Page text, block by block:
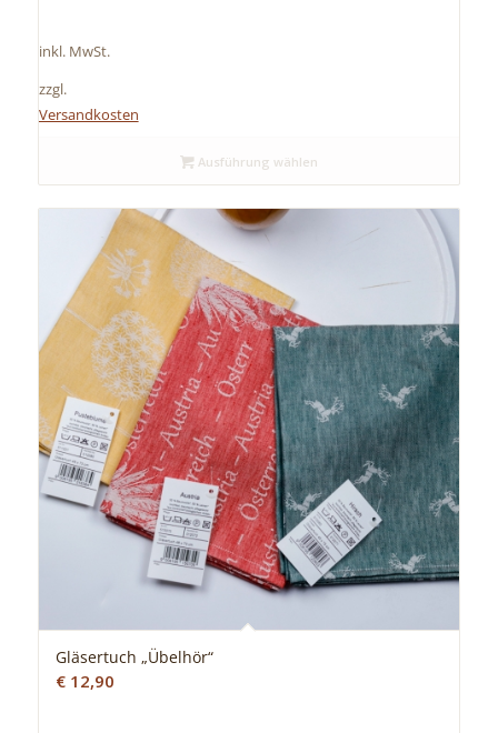
inkl. MwSt.
zzgl.
Versandkosten
Ausführung wählen
Gläsertuch „Übelhör“
€12,90